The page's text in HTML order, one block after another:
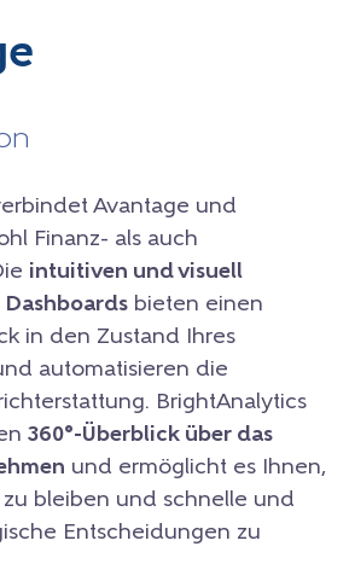
Avantage und
Finanz- als auch
intuitiven und visuell
bieten einen
in den Zustand Ihres
automatisieren die
BrightAnalytics
360°-Überblick über das
und ermöglicht es Ihnen,
zu bleiben und schnelle und
Entscheidungen zu